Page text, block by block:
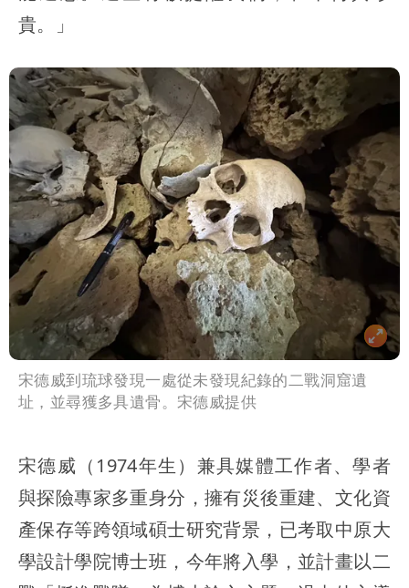
貴。」
宋德威到琉球發現一處從未發現紀錄的二戰洞窟遺
址，並尋獲多具遺骨。宋德威提供
宋德威（1974年生）兼具媒體工作者、學者
與探險專家多重身分，擁有災後重建、文化資
產保存等跨領域碩士研究背景，已考取中原大
學設計學院博士班，今年將入學，並計畫以二